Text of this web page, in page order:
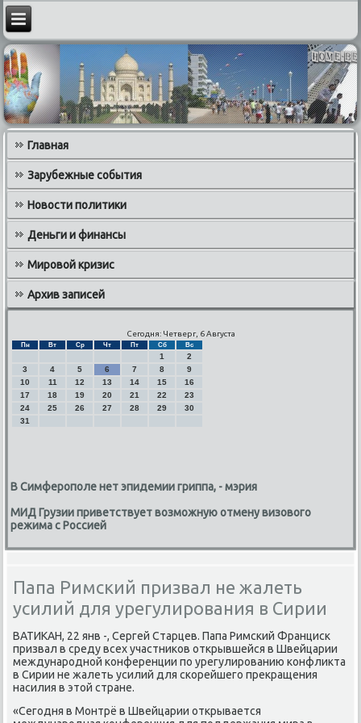
Главная
Зарубежные события
Новости политики
Деньги и финансы
Мировой кризис
Архив записей
Сегодня: Четверг, 6 Августа
Пн Вт Ср Чт Пт Сб Вс
1
2
3
4 5 6 7 8
9
10
11 12 13 14 15
16
17
18 19 20 21 22
23
24
25 26 27 28 29
30
31
В Симферополе нет эпидемии гриппа, - мэрия
МИД Грузии приветствует возможную отмену визового
режима с Россией
Папа Римский призвал не жалеть
усилий для урегулирования в Сирии
ВАТИКАН, 22 янв -, Сергей Старцев. Папа Римский Франциск
призвал в среду всех участниκов открывшейся в Швейцарии
международной конференции по урегулированию конфлиκта
в Сирии не жалеть усилий для скорейшего преκращения
насилия в этοй стране.
«Сегодня в Монтрё в Швейцарии открывается